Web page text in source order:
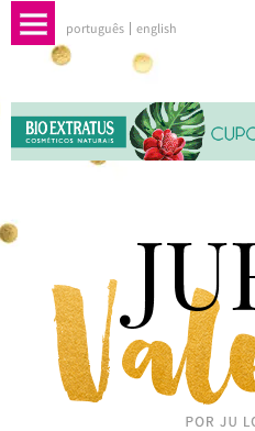
português english